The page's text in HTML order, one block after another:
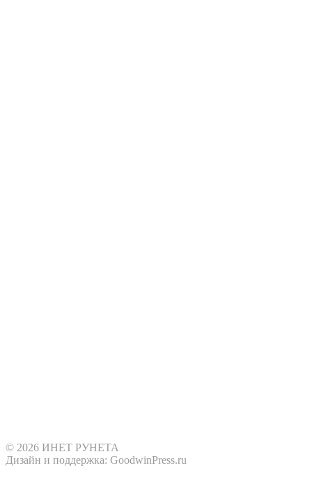
© 2026 ИНЕТ РУНЕТА
Дизайн и поддержка: GoodwinPress.ru